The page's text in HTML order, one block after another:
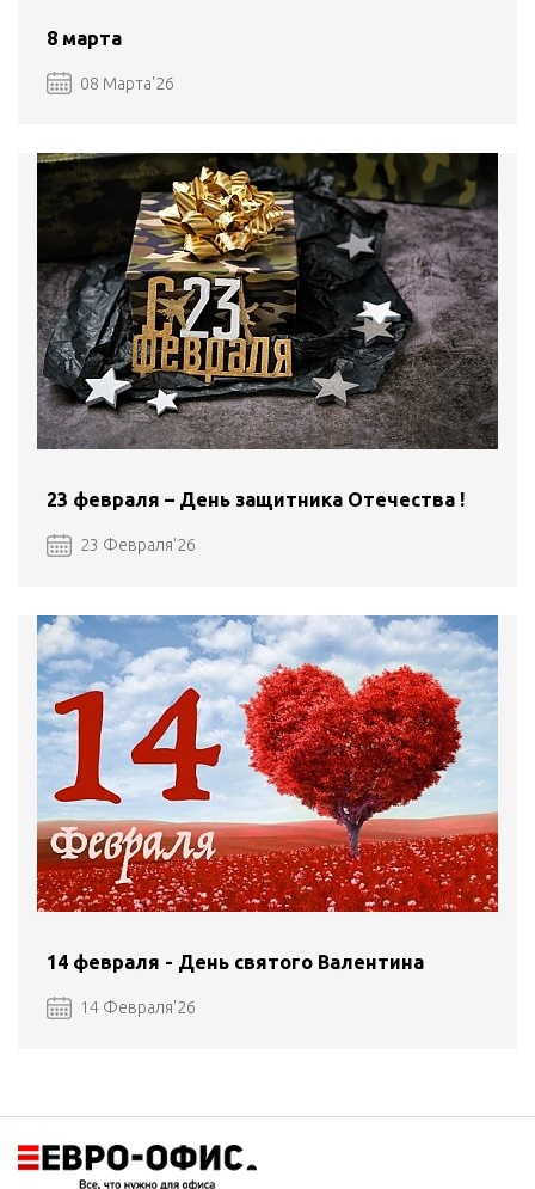
8 марта
08 Марта'26
23 февраля – День защитника Отечества !
23 Февраля'26
14 февраля - День святого Валентина
14 Февраля'26